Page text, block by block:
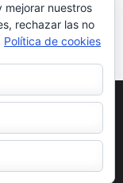
por
mejorar nuestros
rechazar las no
Política de cookies